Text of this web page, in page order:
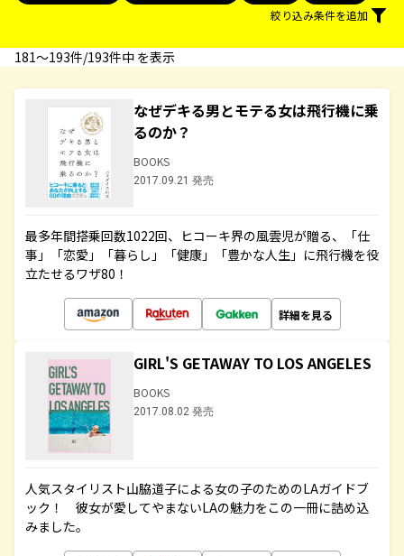
絞り込み条件を追加
181〜193件/193件中 を表示
なぜデキる男とモテる女は飛行機に乗
るのか？
BOOKS
2017.09.21 発売
最多年間搭乗回数1022回、ヒコーキ界の風雲児が贈る、「仕
事」「恋愛」「暮らし」「健康」「豊かな人生」に飛行機を役
立たせるワザ80！
詳細を見る
GIRL'S GETAWAY TO LOS ANGELES
BOOKS
2017.08.02 発売
人気スタイリスト山脇道子による女の子のためのLAガイドブ
ック！ 彼女が愛してやまないLAの魅力をこの一冊に詰め込
みました。